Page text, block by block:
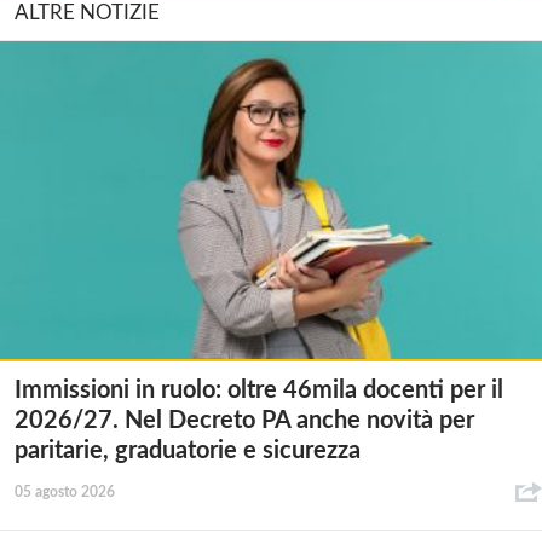
ALTRE NOTIZIE
Immissioni in ruolo: oltre 46mila docenti per il
2026/27. Nel Decreto PA anche novità per
paritarie, graduatorie e sicurezza
05 agosto 2026